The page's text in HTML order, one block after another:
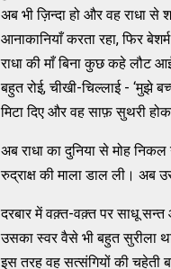
अब भी ज़िन्दा हो और वह राधा
आनाकानियाँ करता रहा, फिर
राधा की माँ बिना कुछ कहे लौट
बहुत रोई, चीखी-चिल्लाई - ‘मुझे
मिटा दिए और वह साफ़ सुथरी
अब राधा का दुनिया से मोह
रुद्राक्ष की माला डाल ली। अब
दरबार में वक़्त-वक़्त पर साधू
उसका स्वर वैसे भी बहुत सुरीला
इस तरह वह सत्संगियों की चहेती